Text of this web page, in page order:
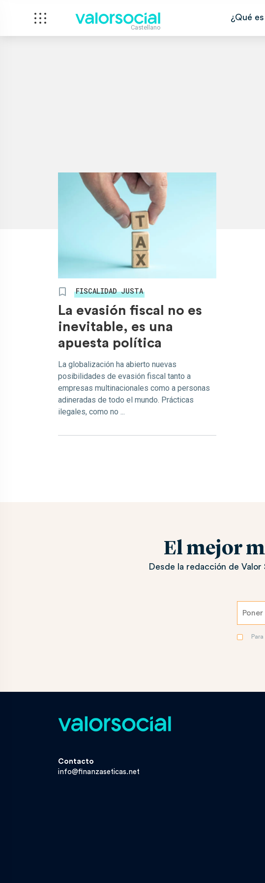
Castellano
¿Qué
FISCALIDAD JUSTA
La evasión fiscal no es
inevitable, es una
apuesta política
La globalización ha abierto nuevas
posibilidades de evasión fiscal tanto a
empresas multinacionales como a personas
adineradas de todo el mundo. Prácticas
ilegales, como no ...
El mejor
Desde la redacción de
Contacto
info@finanzaseticas.net